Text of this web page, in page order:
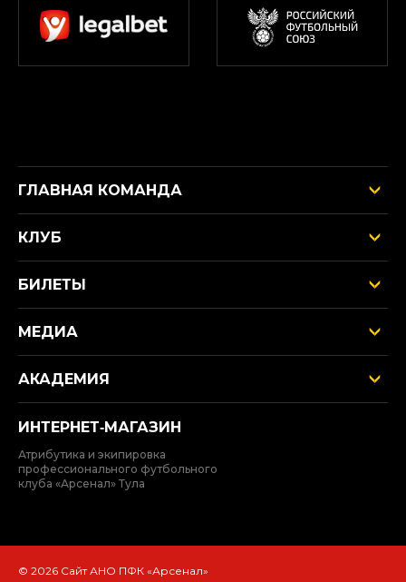
ГЛАВНАЯ КОМАНДА
КЛУБ
БИЛЕТЫ
МЕДИА
АКАДЕМИЯ
ИНТЕРНЕТ‑МАГАЗИН
Атрибутика и экипировка
профессионального футбольного
клуба «Арсенал» Тула
© 2026 Сайт АНО ПФК «Арсенал»